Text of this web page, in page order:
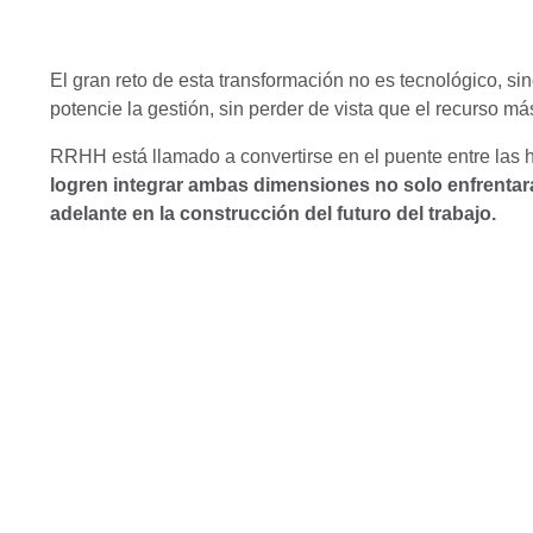
El gran reto de esta transformación no es tecnológico,
potencie la gestión, sin perder de vista que el recurso
RRHH está llamado a convertirse en el puente entre
logren integrar ambas dimensiones no solo
adelante en la construcción del futuro del trabajo.